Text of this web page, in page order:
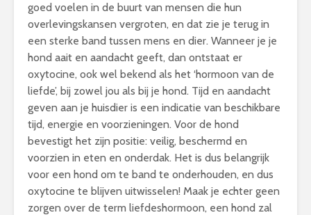
goed voelen in de buurt van mensen die hun
overlevingskansen vergroten, en dat zie je terug in
een sterke band tussen mens en dier. Wanneer je je
hond aait en aandacht geeft, dan ontstaat er
oxytocine, ook wel bekend als het ‘hormoon van de
liefde’, bij zowel jou als bij je hond. Tijd en aandacht
geven aan je huisdier is een indicatie van beschikbare
tijd, energie en voorzieningen. Voor de hond
bevestigt het zijn positie: veilig, beschermd en
voorzien in eten en onderdak. Het is dus belangrijk
voor een hond om te band te onderhouden, en dus
oxytocine te blijven uitwisselen! Maak je echter geen
zorgen over de term liefdeshormoon, een hond zal